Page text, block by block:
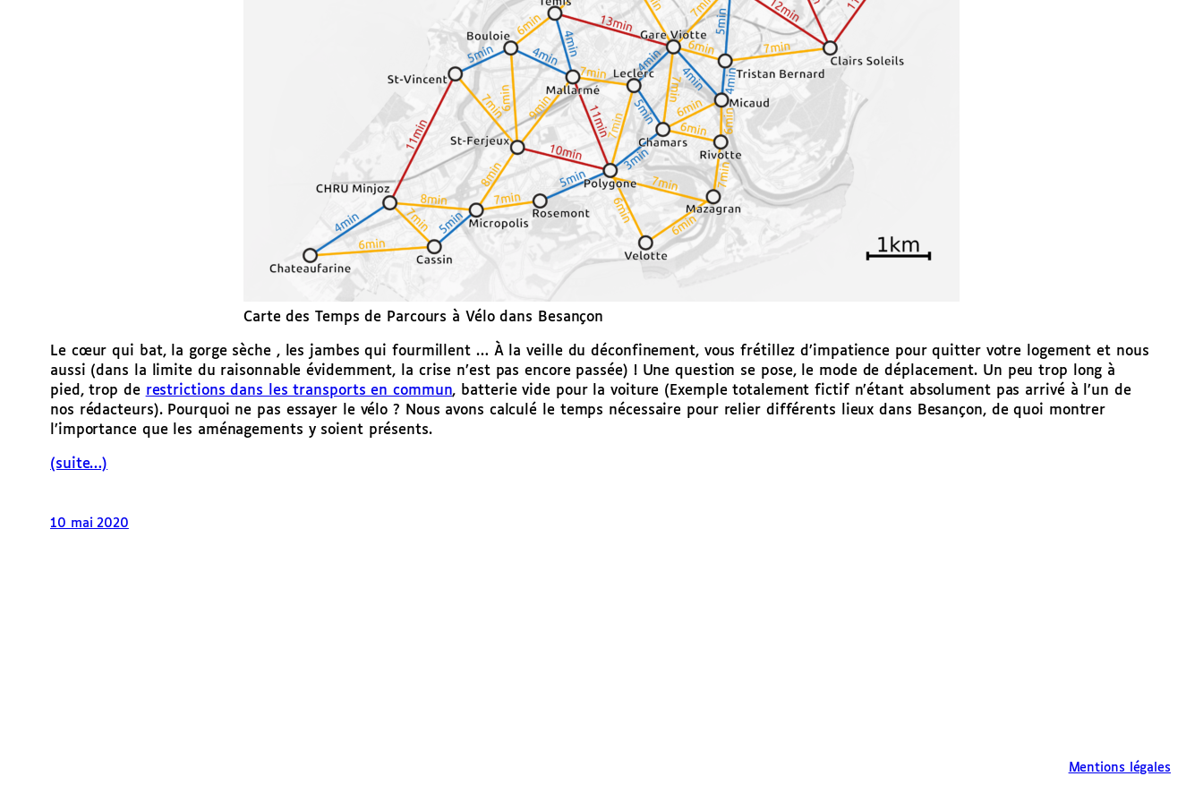
Carte des Temps de Parcours à Vélo dans Besançon
Le cœur qui bat, la gorge sèche , les jambes qui fourmillent … À la veille du déconfinement, vous frétillez d’impatience pour quitter votre logement et nous
aussi (dans la limite du raisonnable évidemment, la crise n’est pas encore passée) ! Une question se pose, le mode de déplacement. Un peu trop long à
pied, trop de restrictions dans les transports en commun, batterie vide pour la voiture (Exemple totalement fictif n’étant absolument pas arrivé à l’un de
nos rédacteurs). Pourquoi ne pas essayer le vélo ? Nous avons calculé le temps nécessaire pour relier différents lieux dans Besançon, de quoi montrer
l’importance que les aménagements y soient présents.
(suite…)
10 mai 2020
Mentions légales